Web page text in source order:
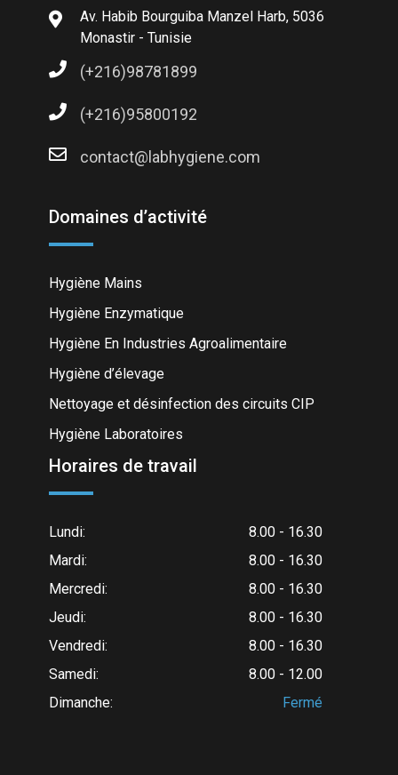
Av. Habib Bourguiba Manzel Harb, 5036
Monastir - Tunisie
(+216)98781899
(+216)95800192
contact@labhygiene.com
Domaines d’activité
Hygiène Mains
Hygiène Enzymatique
Hygiène En Industries Agroalimentaire
Hygiène d’élevage
Nettoyage et désinfection des circuits CIP
Hygiène Laboratoires
Horaires de travail
Lundi:
8.00 - 16.30
Mardi:
8.00 - 16.30
Mercredi:
8.00 - 16.30
Jeudi:
8.00 - 16.30
Vendredi:
8.00 - 16.30
Samedi:
8.00 - 12.00
Dimanche:
Fermé